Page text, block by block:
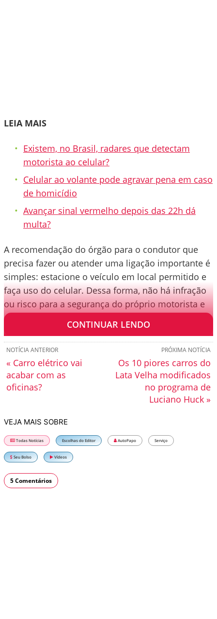
LEIA MAIS
Existem, no Brasil, radares que detectam
motorista ao celular?
Celular ao volante pode agravar pena em caso
de homicídio
Avançar sinal vermelho depois das 22h dá
multa?
A recomendação do órgão para o condutor que
precisa fazer ou atender uma ligação importante é
simples: estacione o veículo em local permitido e
faça uso do celular. Dessa forma, não há infração
ou risco para a segurança do próprio motorista e
de terceiros.
CONTINUAR LENDO
PRÓXIMA NOTÍCIA
Os 10 piores carros do
Lata Velha modificados
no programa de
Luciano Huck »
NOTÍCIA ANTERIOR
« Carro elétrico vai
acabar com as
oficinas?
VEJA MAIS SOBRE
Todas Notícias Escolhas do Editor AutoPapo Serviço
Seu Bolso Vídeos
5 Comentários